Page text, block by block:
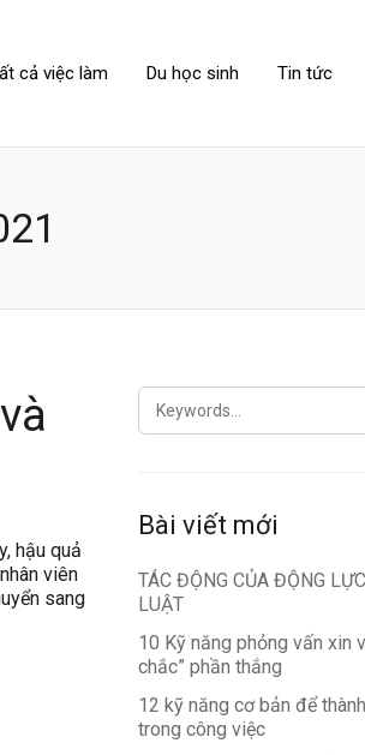
cả việc làm Du học sinh Tin tức
hậu quả
viên
sang
SEARCH
FOR:
Bài viết mới
TÁC ĐỘNG CỦA ĐỘNG
LUẬT
10 Kỹ năng phỏng vấn xin
chắc” phần thắng
12 kỹ năng cơ bản để
trong công việc